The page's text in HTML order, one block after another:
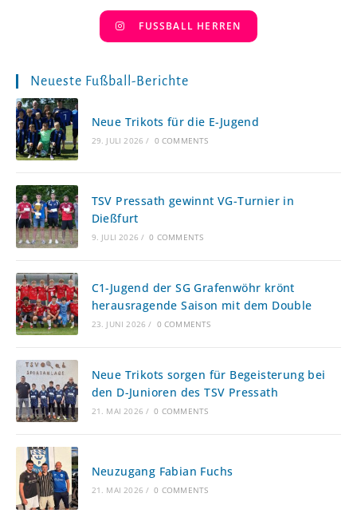
FUSSBALL HERREN
Neueste Fußball-Berichte
Neue Trikots für die E-Jugend
29. JULI 2026 / 0 COMMENTS
TSV Pressath gewinnt VG-Turnier in
Dießfurt
9. JULI 2026 / 0 COMMENTS
C1-Jugend der SG Grafenwöhr krönt
herausragende Saison mit dem Double
23. JUNI 2026 / 0 COMMENTS
Neue Trikots sorgen für Begeisterung bei
den D-Junioren des TSV Pressath
21. MAI 2026 / 0 COMMENTS
Neuzugang Fabian Fuchs
21. MAI 2026 / 0 COMMENTS